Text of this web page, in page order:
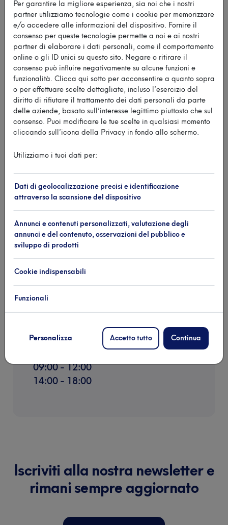
09:00 - 12:00
14:00 - 16:30
Domenica
Chiuso
Orari servizio porto
Da Giugno a Settembre
14:00 - 19:00
Lunedì - Domenica
09:00 - 12:00
14:00 - 17:00
Orari servizio gru
09:00 - 12:00
14:00 - 18:00
Iscriviti alla nostra newsletter e
rimani sempre aggiornato
Per garantire la migliore esperienza, sia noi che i nostri
partner utilizziamo tecnologie come i cookie per memorizzare
e/o accedere alle informazioni del dispositivo. Fornire il
consenso per queste tecnologie permette a noi e ai nostri
partner di elaborare i dati personali, come il comportamento
online o gli ID unici su questo sito. Negare o ritirare il
consenso può influire negativamente su alcune funzioni e
funzionalità. Clicca qui sotto per acconsentire a quanto sopra
o per effettuare scelte dettagliate, incluso l’esercizio del
diritto di rifiutare il trattamento dei dati personali da parte
delle aziende, basato sull’interesse legittimo piuttosto che sul
consenso. Puoi modificare le tue scelte in qualsiasi momento
cliccando sull’icona della Privacy in fondo allo schermo.
Utilizziamo i tuoi dati per:
Dati di geolocalizzazione precisi e identificazione
attraverso la scansione del dispositivo
Annunci e contenuti personalizzati, valutazione degli
annunci e del contenuto, osservazioni del pubblico e
sviluppo di prodotti
Cookie indispensabili
Funzionali
Personalizza Accetto tutto Continua